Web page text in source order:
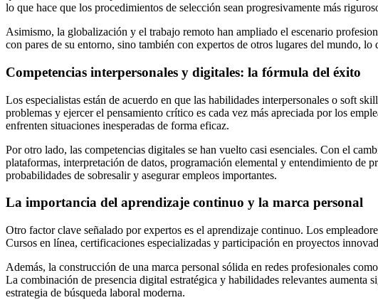
lo que hace que los procedimientos de selección sean progresivamente más
Asimismo, la globalización y el trabajo remoto han ampliado el escenario
con pares de su entorno, sino también con expertos de otros lugares del mundo,
Competencias interpersonales y digitales: la fórmula del éxito
Los especialistas están de acuerdo en que las habilidades interpersonales o soft
problemas y ejercer el pensamiento crítico es cada vez más apreciada por los
enfrenten situaciones inesperadas de forma eficaz.
Por otro lado, las competencias digitales se han vuelto casi esenciales. Con el
plataformas, interpretación de datos, programación elemental y entendimiento de
probabilidades de sobresalir y asegurar empleos importantes.
La importancia del aprendizaje continuo y la marca personal
Otro factor clave señalado por expertos es el aprendizaje continuo. Los
Cursos en línea, certificaciones especializadas y participación en proyectos
Además, la construcción de una marca personal sólida en redes profesionales
La combinación de presencia digital estratégica y habilidades relevantes aumenta
estrategia de búsqueda laboral moderna.